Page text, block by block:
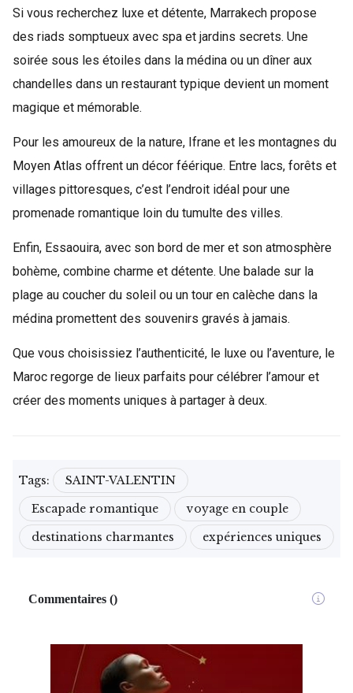
Si vous recherchez luxe et détente, Marrakech propose
des riads somptueux avec spa et jardins secrets. Une
soirée sous les étoiles dans la médina ou un dîner aux
chandelles dans un restaurant typique devient un moment
magique et mémorable.
Pour les amoureux de la nature, Ifrane et les montagnes du
Moyen Atlas offrent un décor féérique. Entre lacs, forêts et
villages pittoresques, c’est l’endroit idéal pour une
promenade romantique loin du tumulte des villes.
Enfin, Essaouira, avec son bord de mer et son atmosphère
bohème, combine charme et détente. Une balade sur la
plage au coucher du soleil ou un tour en calèche dans la
médina promettent des souvenirs gravés à jamais.
Que vous choisissiez l’authenticité, le luxe ou l’aventure, le
Maroc regorge de lieux parfaits pour célébrer l’amour et
créer des moments uniques à partager à deux.
Tags:
SAINT-VALENTIN
Escapade romantique
voyage en couple
destinations charmantes
expériences uniques
Commentaires ()